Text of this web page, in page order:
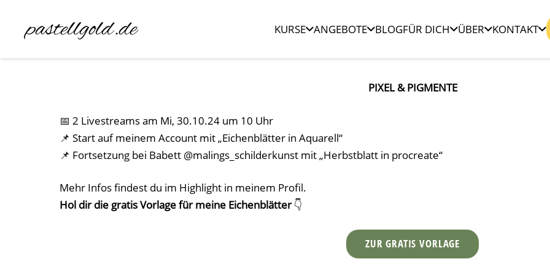
pastellgold.de KURSE ANGEBOTE BLOGFÜR DICH ÜBER KONTAKT
PIXEL & PIGMENTE
📅 2 Livestreams am Mi, 30.10.24 um 10 Uhr
📌 Start auf meinem Account mit „Eichenblätter in Aquarell“
📌 Fortsetzung bei Babett @malings_schilderkunst mit „Herbstblatt in procreate“
Mehr Infos findest du im Highlight in meinem Profil.
Hol dir die gratis Vorlage für meine Eichenblätter👇
ZUR GRATIS VORLAGE